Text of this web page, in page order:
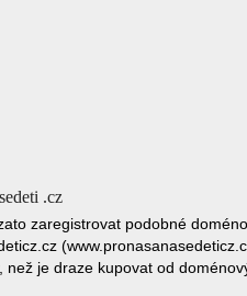
.cz
zaregistrovat podobné
je draze kupovat od